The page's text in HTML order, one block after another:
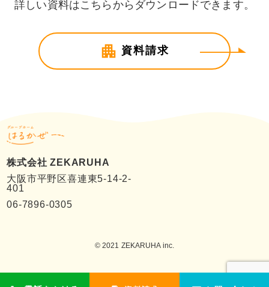
詳しい資料はこちらからダウンロードできます。
apartment 資料請求
株式会社 ZEKARUHA
大阪市平野区喜連東5-14-2-
401
06-7896-0305
© 2021 ZEKARUHA inc.